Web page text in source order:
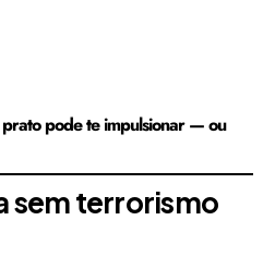
pode te impulsionar — ou
sem terrorismo